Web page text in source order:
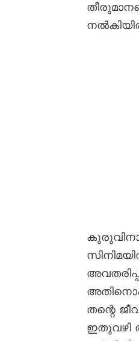
തന്റെ
ഇതുവഴി